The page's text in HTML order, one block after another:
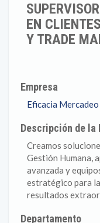
EN
Y TRADE
Empresa
Eficacia
Descripción de la
Creamos
Gestión Humana,
avanzada y
estratégico para
resultados
Departamento